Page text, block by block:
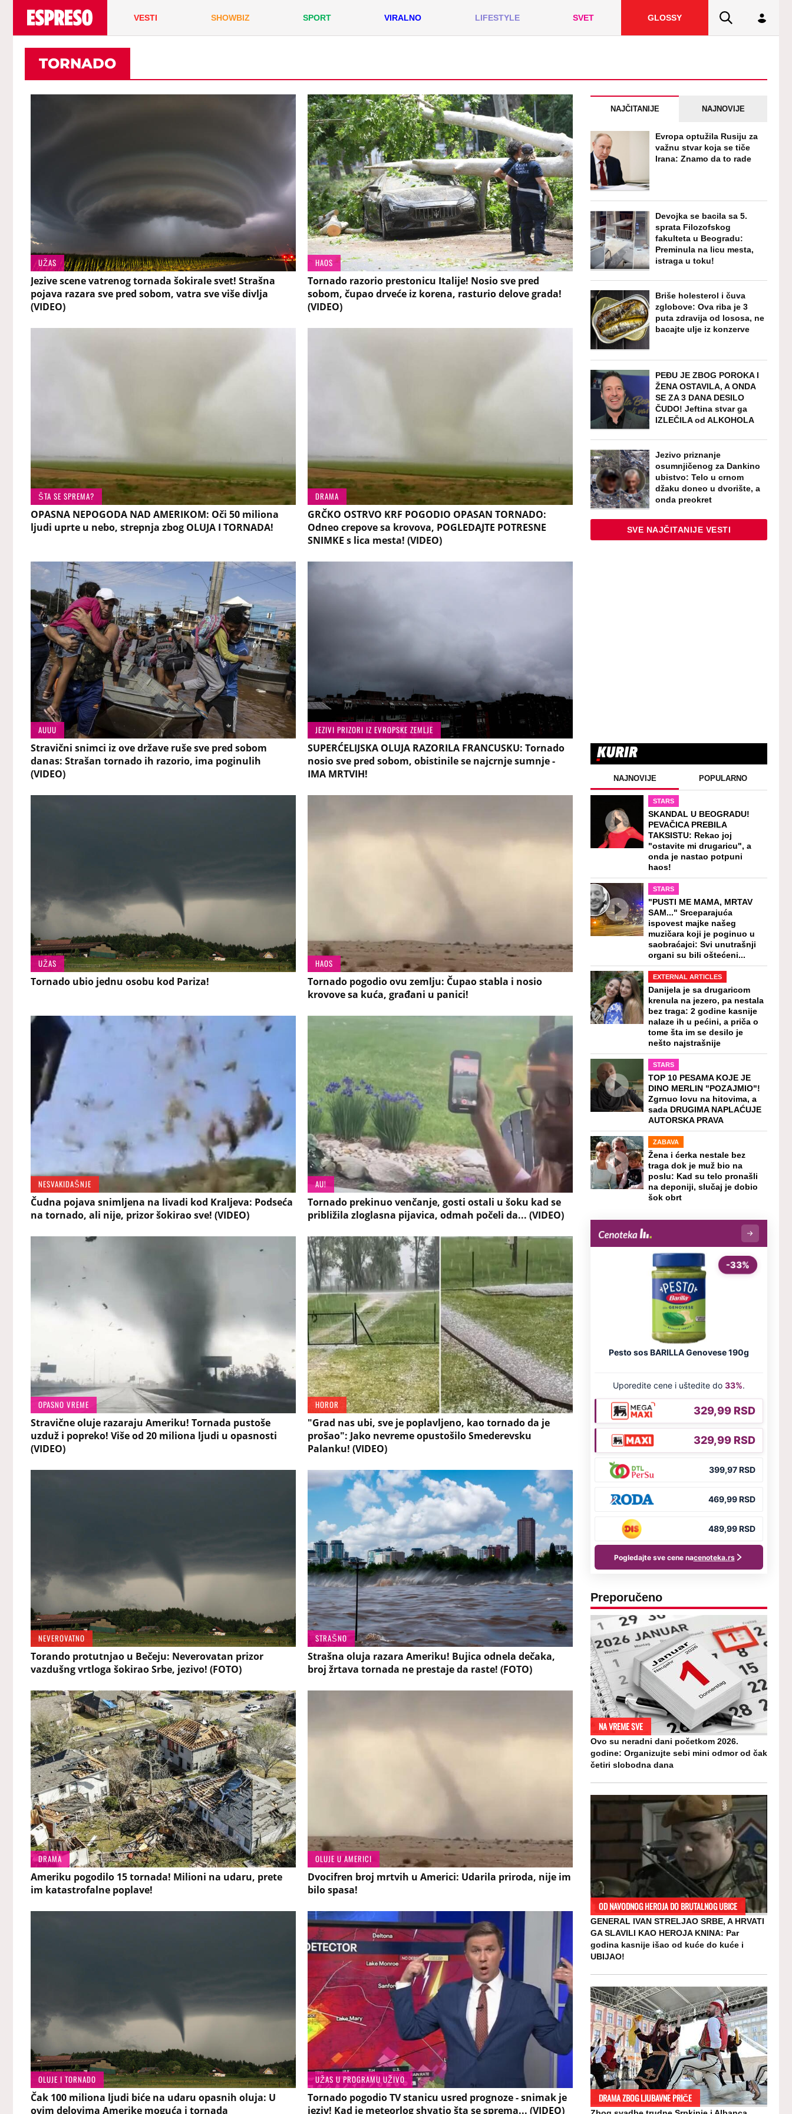
VESTI SHOWBIZ SPORT VIRALNO LIFESTYLE SVET GLOSSY
TORNADO
UŽAS
Jezive scene vatrenog tornada šokirale svet! Strašna
pojava razara sve pred sobom, vatra sve više divlja
(VIDEO)
HAOS
Tornado razorio prestonicu Italije! Nosio sve pred
sobom, čupao drveće iz korena, rasturio delove grada!
(VIDEO)
ŠTA SE SPREMA?
OPASNA NEPOGODA NAD AMERIKOM: Oči 50 miliona
ljudi uprte u nebo, strepnja zbog OLUJA I TORNADA!
DRAMA
GRČKO OSTRVO KRF POGODIO OPASAN TORNADO:
Odneo crepove sa krovova, POGLEDAJTE POTRESNE
SNIMKE s lica mesta! (VIDEO)
AUUU
Stravični snimci iz ove države ruše sve pred sobom
danas: Strašan tornado ih razorio, ima poginulih
(VIDEO)
JEZIVI PRIZORI IZ EVROPSKE ZEMLJE
SUPERĆELIJSKA OLUJA RAZORILA FRANCUSKU: Tornado
nosio sve pred sobom, obistinile se najcrnje sumnje -
IMA MRTVIH!
UŽAS
Tornado ubio jednu osobu kod Pariza!
HAOS
Tornado pogodio ovu zemlju: Čupao stabla i nosio
krovove sa kuća, građani u panici!
NESVAKIDAŠNJE
Čudna pojava snimljena na livadi kod Kraljeva: Podseća
na tornado, ali nije, prizor šokirao sve! (VIDEO)
AU!
Tornado prekinuo venčanje, gosti ostali u šoku kad se
približila zloglasna pijavica, odmah počeli da... (VIDEO)
OPASNO VREME
Stravične oluje razaraju Ameriku! Tornada pustoše
uzduž i popreko! Više od 20 miliona ljudi u opasnosti
(VIDEO)
HOROR
"Grad nas ubi, sve je poplavljeno, kao tornado da je
prošao": Jako nevreme opustošilo Smederevsku
Palanku! (VIDEO)
NEVEROVATNO
Torando protutnjao u Bečeju: Neverovatan prizor
vazdušng vrtloga šokirao Srbe, jezivo! (FOTO)
STRAŠNO
Strašna oluja razara Ameriku! Bujica odnela dečaka,
broj žrtava tornada ne prestaje da raste! (FOTO)
DRAMA
Ameriku pogodilo 15 tornada! Milioni na udaru, prete
im katastrofalne poplave!
OLUJE U AMERICI
Dvocifren broj mrtvih u Americi: Udarila priroda, nije im
bilo spasa!
OLUJE I TORNADO
Čak 100 miliona ljudi biće na udaru opasnih oluja: U
ovim delovima Amerike moguća i tornada
UŽAS U PROGRAMU UŽIVO
Tornado pogodio TV stanicu usred prognoze - snimak je
jeziv! Kad je meteorlog shvatio šta se sprema... (VIDEO)
NAJČITANIJE NAJNOVIJE
Evropa optužila Rusiju za
važnu stvar koja se tiče
Irana: Znamo da to rade
Devojka se bacila sa 5.
sprata Filozofskog
fakulteta u Beogradu:
Preminula na licu mesta,
istraga u toku!
Briše holesterol i čuva
zglobove: Ova riba je 3
puta zdravija od lososa, ne
bacajte ulje iz konzerve
PEĐU JE ZBOG POROKA I
ŽENA OSTAVILA, A ONDA
SE ZA 3 DANA DESILO
ČUDO! Jeftina stvar ga
IZLEČILA od ALKOHOLA
Jezivo priznanje
osumnjičenog za Dankino
ubistvo: Telo u crnom
džaku doneo u dvorište, a
onda preokret
SVE NAJČITANIJE VESTI
NAJNOVIJE POPULARNO
STARS
SKANDAL U BEOGRADU!
PEVAČICA PREBILA
TAKSISTU: Rekao joj
"ostavite mi drugaricu", a
onda je nastao potpuni
haos!
STARS
"PUSTI ME MAMA, MRTAV
SAM..." Srceparajuća
ispovest majke našeg
muzičara koji je poginuo u
saobraćajci: Svi unutrašnji
organi su bili oštećeni...
EXTERNAL ARTICLES
Danijela je sa drugaricom
krenula na jezero, pa nestala
bez traga: 2 godine kasnije
nalaze ih u pećini, a priča o
tome šta im se desilo je
nešto najstrašnije
STARS
TOP 10 PESAMA KOJE JE
DINO MERLIN "POZAJMIO"!
Zgrnuo lovu na hitovima, a
sada DRUGIMA NAPLAĆUJE
AUTORSKA PRAVA
ZABAVA
Žena i ćerka nestale bez
traga dok je muž bio na
poslu: Kad su telo pronašli
na deponiji, slučaj je dobio
šok obrt
Preporučeno
NA VREME SVE
Ovo su neradni dani početkom 2026.
godine: Organizujte sebi mini odmor od čak
četiri slobodna dana
OD NAVODNOG HEROJA DO BRUTALNOG UBICE
GENERAL IVAN STRELJAO SRBE, A HRVATI
GA SLAVILI KAO HEROJA KNINA: Par
godina kasnije išao od kuće do kuće i
UBIJAO!
DRAMA ZBOG LJUBAVNE PRIČE